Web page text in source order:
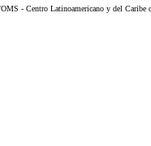
- Centro Latinoamericano y del Caribe